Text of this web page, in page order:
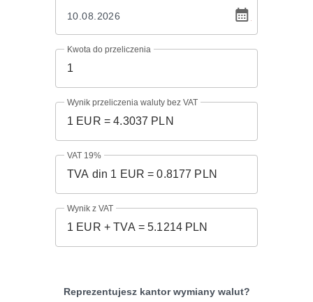
Kwota do przeliczenia
Wynik przeliczenia waluty bez VAT
VAT 19%
Wynik z VAT
Reprezentujesz kantor wymiany walut?